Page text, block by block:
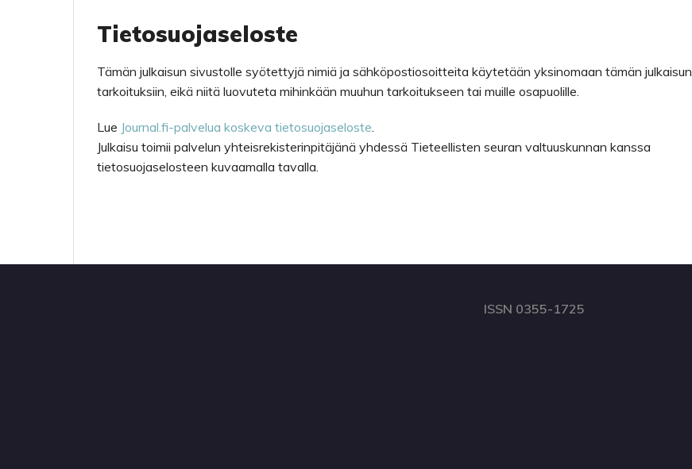
Tietosuojaseloste
Tämän julkaisun sivustolle syötettyjä nimiä ja sähköpostiosoitteita käytetään yksinomaan tämän julkaisun
tarkoituksiin, eikä niitä luovuteta mihinkään muuhun tarkoitukseen tai muille osapuolille.
Lue Journal.fi-palvelua koskeva tietosuojaseloste.
Julkaisu toimii palvelun yhteisrekisterinpitäjänä yhdessä Tieteellisten seuran valtuuskunnan kanssa
tietosuojaselosteen kuvaamalla tavalla.
ISSN 0355-1725